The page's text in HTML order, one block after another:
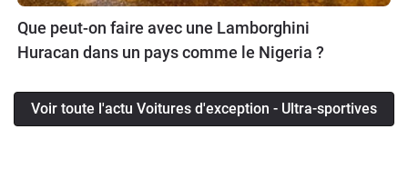
Que peut-on faire avec une Lamborghini
Huracan dans un pays comme le Nigeria ?
Voir toute l'actu Voitures d'exception - Ultra-sportives